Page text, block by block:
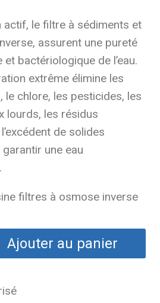
actif, le filtre à sédiments et
assurent une pureté
bactériologique de l’eau.
extrême élimine les
le chlore, les pesticides, les
lourds, les résidus
de solides
une eau
Ajouter au panier